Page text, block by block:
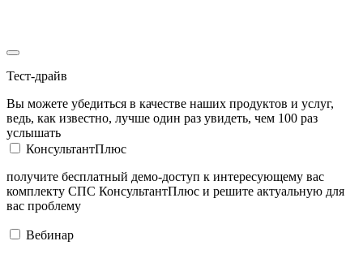
Тест-драйв
Вы можете убедиться в качестве наших продуктов и услуг,
ведь, как известно, лучше один раз увидеть, чем 100 раз
услышать
КонсультантПлюс
получите бесплатный демо-доступ к интересующему вас
комплекту СПС КонсультантПлюс и решите актуальную для
вас проблему
Вебинар